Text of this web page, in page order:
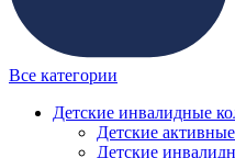
Все категории
Детские инвалидные
Детские
Детские